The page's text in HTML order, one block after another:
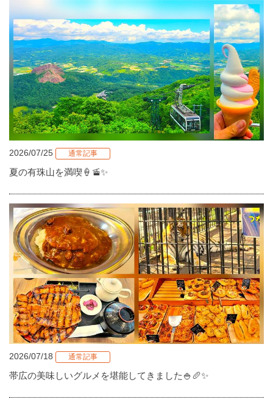
2026/07/25 通常記事
夏の有珠山を満喫🍦🚡✨
2026/07/18 通常記事
帯広の美味しいグルメを堪能してきました🍚🥖✨